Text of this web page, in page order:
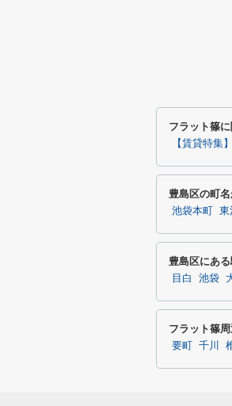
フラット篠
【賃貸特集
豊島区の町
池袋本町 東
豊島区にあ
目白 池袋
フラット篠
要町 千川